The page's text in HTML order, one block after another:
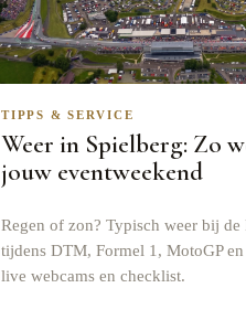
TIPPS & SERVICE
Weer in Spielberg: Zo
jouw eventweekend
Regen of zon? Typisch weer bij
tijdens DTM, Formel 1, MotoGP
live webcams en checklist.